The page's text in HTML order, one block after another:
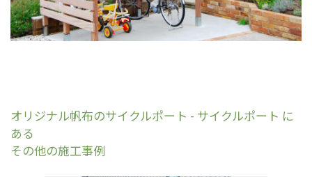
オリジナル帆布のサイクルポート - サイクルポート に
ある
その他の施工事例